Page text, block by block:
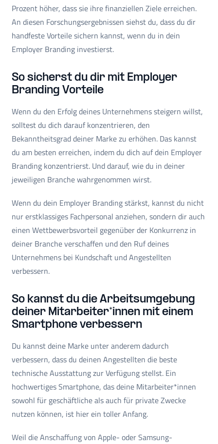
Prozent höher, dass sie ihre finanziellen Ziele erreichen.
An diesen Forschungsergebnissen siehst du, dass du dir
handfeste Vorteile sichern kannst, wenn du in dein
Employer Branding investierst.
So sicherst du dir mit Employer
Branding Vorteile
Wenn du den Erfolg deines Unternehmens steigern willst,
solltest du dich darauf konzentrieren, den
Bekanntheitsgrad deiner Marke zu erhöhen. Das kannst
du am besten erreichen, indem du dich auf dein Employer
Branding konzentrierst. Und darauf, wie du in deiner
jeweiligen Branche wahrgenommen wirst.
Wenn du dein Employer Branding stärkst, kannst du nicht
nur erstklassiges Fachpersonal anziehen, sondern dir auch
einen Wettbewerbsvorteil gegenüber der Konkurrenz in
deiner Branche verschaffen und den Ruf deines
Unternehmens bei Kundschaft und Angestellten
verbessern.
So kannst du die Arbeitsumgebung
deiner Mitarbeiter*innen mit einem
Smartphone verbessern
Du kannst deine Marke unter anderem dadurch
verbessern, dass du deinen Angestellten die beste
technische Ausstattung zur Verfügung stellst. Ein
hochwertiges Smartphone, das deine Mitarbeiter*innen
sowohl für geschäftliche als auch für private Zwecke
nutzen können, ist hier ein toller Anfang.
Weil die Anschaffung von Apple- oder Samsung-